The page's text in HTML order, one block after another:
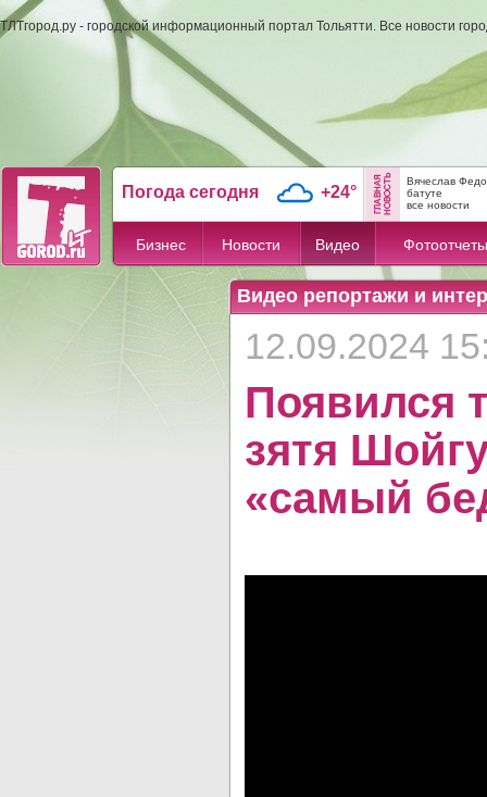
ТЛТгород.ру - городской информационный портал Тольятти. Все новости
Погода сегодня +24°
Вячеслав
батуте
все новости
Бизнес Новости Видео Фотоотчеты
Видео репортажи и
12.09.2024
Появился
зятя
«самый